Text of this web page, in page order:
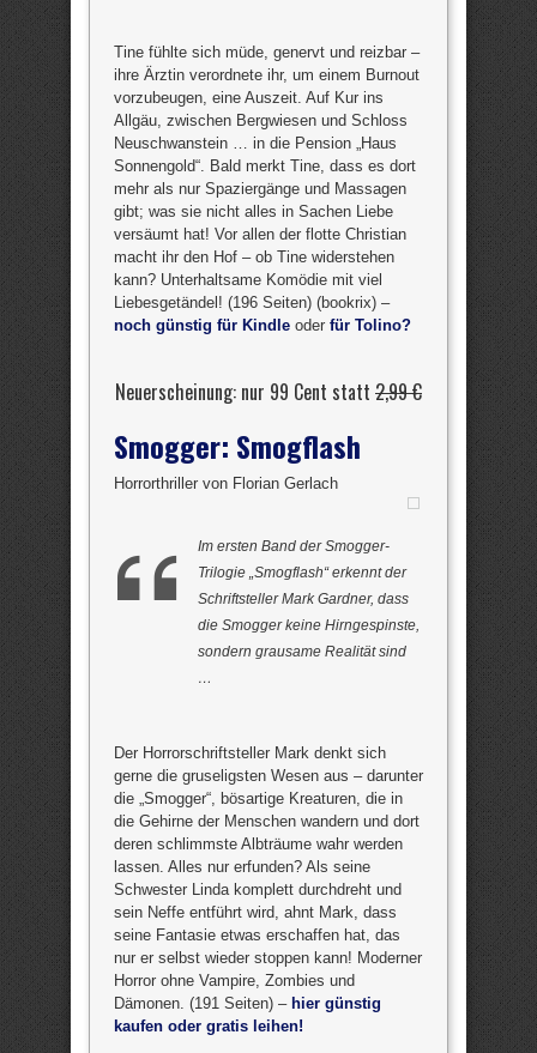
Tine fühlte sich müde, genervt und reizbar –
ihre Ärztin verordnete ihr, um einem Burnout
vorzubeugen, eine Auszeit. Auf Kur ins
Allgäu, zwischen Bergwiesen und Schloss
Neuschwanstein … in die Pension „Haus
Sonnengold“. Bald merkt Tine, dass es dort
mehr als nur Spaziergänge und Massagen
gibt; was sie nicht alles in Sachen Liebe
versäumt hat! Vor allen der flotte Christian
macht ihr den Hof – ob Tine widerstehen
kann? Unterhaltsame Komödie mit viel
Liebesgetändel! (196 Seiten) (bookrix) –
noch günstig für Kindle oder für Tolino?
Neuerscheinung: nur 99 Cent statt 2,99 €
Smogger: Smogflash
Horrorthriller von Florian Gerlach
Im ersten Band der Smogger-
Trilogie „Smogflash“ erkennt der
Schriftsteller Mark Gardner, dass
die Smogger keine Hirngespinste,
sondern grausame Realität sind
…
Der Horrorschriftsteller Mark denkt sich
gerne die gruseligsten Wesen aus – darunter
die „Smogger“, bösartige Kreaturen, die in
die Gehirne der Menschen wandern und dort
deren schlimmste Albträume wahr werden
lassen. Alles nur erfunden? Als seine
Schwester Linda komplett durchdreht und
sein Neffe entführt wird, ahnt Mark, dass
seine Fantasie etwas erschaffen hat, das
nur er selbst wieder stoppen kann! Moderner
Horror ohne Vampire, Zombies und
Dämonen. (191 Seiten) – hier günstig
kaufen oder gratis leihen!